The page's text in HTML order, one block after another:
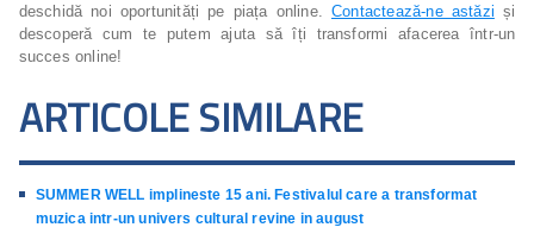
deschidă noi oportunități pe piața online. Contactează-ne astăzi și
descoperă cum te putem ajuta să îți transformi afacerea într-un
succes online!
ARTICOLE SIMILARE
SUMMER WELL implineste 15 ani. Festivalul care a transformat
muzica intr-un univers cultural revine in august